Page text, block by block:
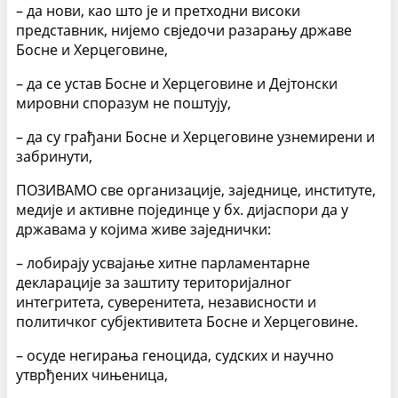
– да нови, као што је и претходни високи
представник, нијемо свједочи разарању државе
Босне и Херцеговине,
– да се устав Босне и Херцеговине и Дејтонски
мировни споразум не поштују,
– да су грађани Босне и Херцеговине узнемирени и
забринути,
ПОЗИВАМО све организације, заједнице, институте,
медије и активне појединце у бх. дијаспори да у
државама у којима живе заједнички:
– лобирају усвајање хитне парламентарне
декларације за заштиту територијалног
интегритета, суверенитета, независности и
политичког субјективитета Босне и Херцеговине.
– осуде негирања геноцида, судских и научно
утврђених чињеница,